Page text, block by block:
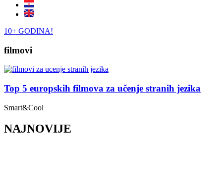
10+ GODINA!
filmovi
Top 5 europskih filmova za učenje stranih jezika
Smart&Cool
NAJNOVIJE